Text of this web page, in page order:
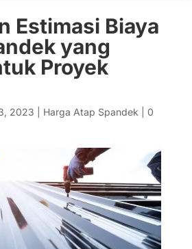
Estimasi Biaya
yang
Proyek
2023 Harga Atap Spandek
0